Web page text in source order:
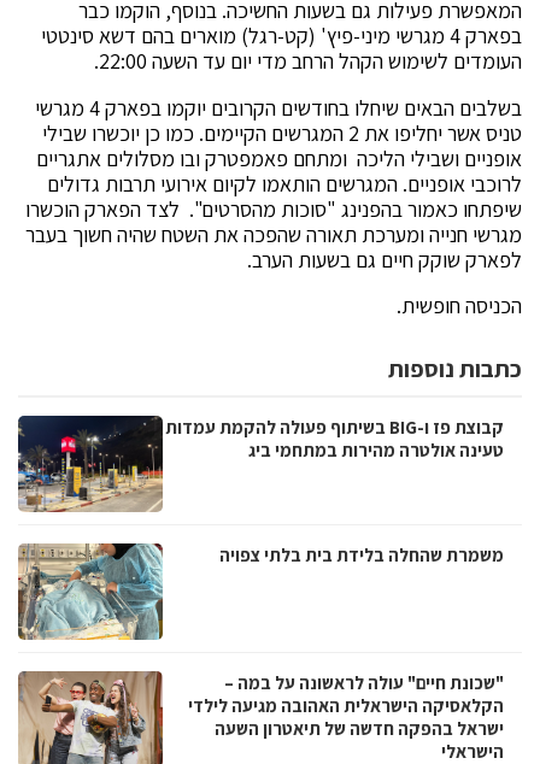
המאפשרת פעילות גם בשעות החשיכה. בנוסף, הוקמו כבר
בפארק 4 מגרשי מיני-פיץ' (קט-רגל) מוארים בהם דשא סינטטי
העומדים לשימוש הקהל הרחב מדי יום עד השעה 22:00.
בשלבים הבאים שיחלו בחודשים הקרובים יוקמו בפארק 4 מגרשי
טניס אשר יחליפו את 2 המגרשים הקיימים. כמו כן יוכשרו שבילי
אופניים ושבילי הליכה ומתחם פאמפטרק ובו מסלולים אתגריים
לרוכבי אופניים. המגרשים הותאמו לקיום אירועי תרבות גדולים
שיפתחו כאמור בהפנינג "סוכות מהסרטים". לצד הפארק הוכשרו
מגרשי חנייה ומערכת תאורה שהפכה את השטח שהיה חשוך בעבר
לפארק שוקק חיים גם בשעות הערב.
הכניסה חופשית.
כתבות נוספות
קבוצת פז ו-BIG בשיתוף פעולה להקמת עמדות
טעינה אולטרה מהירות במתחמי ביג
משמרת שהחלה בלידת בית בלתי צפויה
"שכונת חיים" עולה לראשונה על במה –
הקלאסיקה הישראלית האהובה מגיעה לילדי
ישראל בהפקה חדשה של תיאטרון השעה
הישראלי